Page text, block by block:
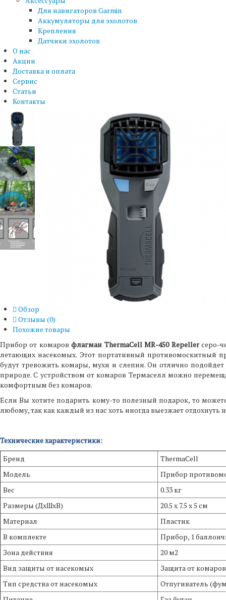
Для навигаторов Garmin
Аккумуляторы для эхолотов
Крепления
Датчики эхолотов
О нас
Акции
Доставка и оплата
Сервис
Статьи
Контакты
Обзор
Отзывы (0)
Похожие товары
Прибор от комаровфлагман ThermaCell MR-450 Repellerсеро-
летающих насекомых. Этот портативный противомоскитный
будут тревожить комары, мухи и слепни. Он отлично
природе. С устройством от комаров Термаселл можно
комфортным без комаров.
Если Вы хотите подарить кому-то полезный подарок, то
любому, так как каждый из нас хоть иногда выезжает
Технические характеристики:
Бренд
ThermaCell
Модель
Прибор
Вес
0.33 кг
Размеры (ДхШхВ)
20.5 х 7.5 х 5 см
Материал
Пластик
В комплекте
Прибор, 1
Зона действия
20 м2
Вид защиты от насекомых
Защита от
Тип средства от насекомых
Отпугиватель